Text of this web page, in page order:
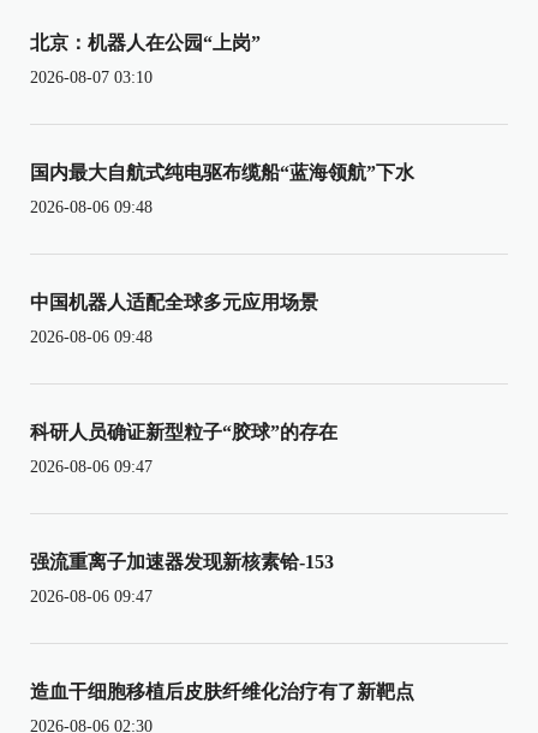
北京：机器人在公园“上岗”
2026-08-07 03:10
国内最大自航式纯电驱布缆船“蓝海领航”下水
2026-08-06 09:48
中国机器人适配全球多元应用场景
2026-08-06 09:48
科研人员确证新型粒子“胶球”的存在
2026-08-06 09:47
强流重离子加速器发现新核素铪-153
2026-08-06 09:47
造血干细胞移植后皮肤纤维化治疗有了新靶点
2026-08-06 02:30